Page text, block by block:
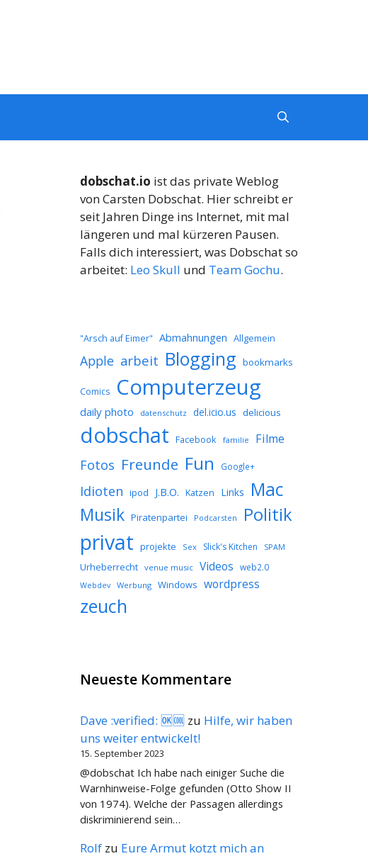
dobschat.io ist das private Weblog
von Carsten Dobschat. Hier schreibt er
seit Jahren Dinge ins Internet, mit mal
längeren und mal kürzeren Pausen.
Falls dich interessiert, was Dobschat so
arbeitet: Leo Skull und Team Gochu.
"Arsch auf Eimer" Abmahnungen Allgemein
Apple arbeit Blogging bookmarks
Comics Computerzeug
daily photo datenschutz del.icio.us delicious
dobschat Facebook familie Filme
Fotos Freunde Fun Google+
Idioten ipod J.B.O. Katzen Links Mac
Musik Piratenpartei Podcarsten Politik
privat projekte Sex Slick's Kitchen SPAM
Urheberrecht venue music Videos web2.0
Webdev Werbung Windows wordpress
zeuch
Neueste Kommentare
Dave :verified: 🆗🆒 zu Hilfe, wir haben
uns weiter entwickelt!
15. September 2023
@dobschat Ich habe nach einiger Suche die
Warnhinweise-Folge gefunden (Otto Show II
von 1974). Welche der Passagen allerdings
diskriminierend sein…
Rolf zu Eure Armut kotzt mich an